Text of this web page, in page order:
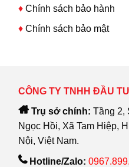
♦ Chính sách bảo hành
♦ Chính sách bảo mật
CÔNG TY TNHH ĐẦU
Trụ sở chính: Tầng 2,
Ngọc Hồi, Xã Tam Hiệp,
Nội, Việt Nam.
Hotline/Zalo: